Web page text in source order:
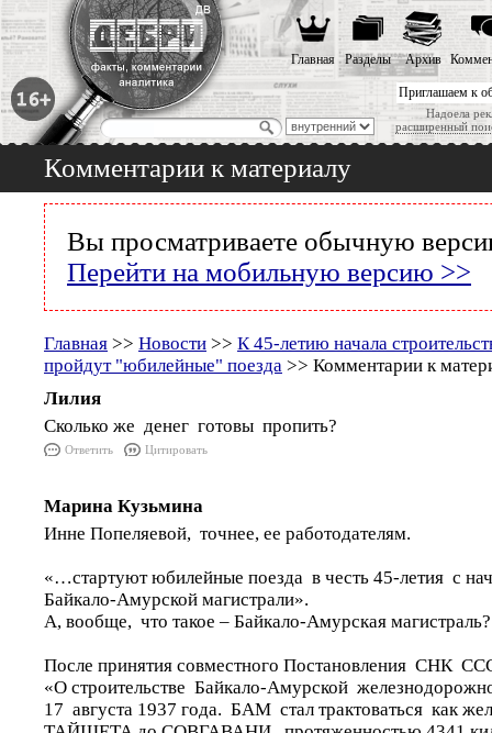
Приглашаем к
Надоела
расширенный
Главная Разделы Архив
Комментарии к материалу
Вы просматриваете обычную
Перейти на мобильную версию >>
Главная >> Новости >> К 45-летию начала
пройдут "юбилейные" поезда >> Комментарии к
Лилия
Сколько же денег готовы пропить?
Ответить Цитировать
Марина Кузьмина
Инне Попеляевой, точнее, ее работодателям.
«…стартуют юбилейные поезда в честь 45-летия с
Байкало-Амурской магистрали».
А, вообще, что такое – Байкало-Амурская магистраль?
После принятия совместного Постановления СНК
«О строительстве Байкало-Амурской
17 августа 1937 года. БАМ стал трактоваться как